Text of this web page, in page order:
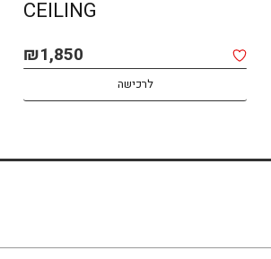
CEILING
₪1,850
לרכישה